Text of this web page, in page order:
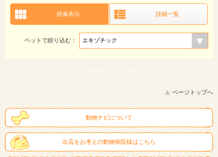
画像表示 詳細一覧
ペットで絞り込む：
スマートフォン |
ページトップへ
動物ナビについて
出店をお考えの動物病院様はこちら